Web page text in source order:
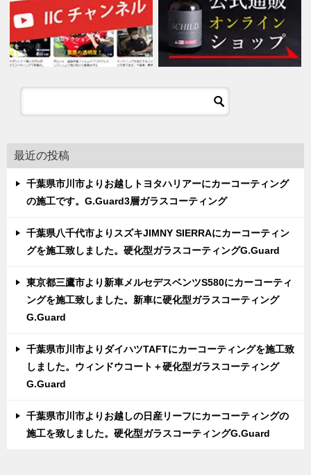
最近の投稿
千葉県市川市よりお越しトヨタハリアーにカーコーティング
の施工です。G.Guard3層ガラスコーティング
千葉県八千代市よりスズキJIMNY SIERRAにカーコーティン
グを施工致しました。硬化型ガラスコーティングG.Guard
東京都三鷹市より新車メルセデスベンツS580にカーコーティ
ングを施工致しました。新車に硬化型ガラスコーティング
G.Guard
千葉県市川市よりダイハツTAFTにカーコーティングを施工致
しました。ウィンドウコート＋硬化型ガラスコーティング
G.Guard
千葉県市川市よりお越しの日産リーフにカーコーティングの
施工を致しました。硬化型ガラスコーティングG.Guard